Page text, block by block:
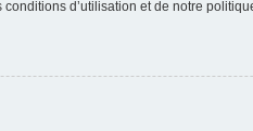
d’utilisation et de notre